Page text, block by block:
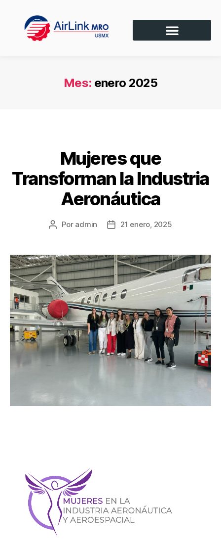
Mes: enero 2025
Mujeres que
Transforman la Industria
Aeronáutica
Por admin 21 enero, 2025